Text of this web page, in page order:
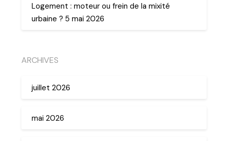
Logement : moteur ou frein de la mixité
urbaine ? 5 mai 2026
ARCHIVES
juillet 2026
mai 2026